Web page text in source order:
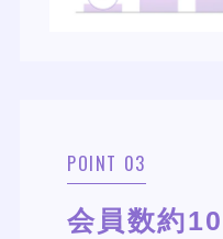
POINT 03
会員数約